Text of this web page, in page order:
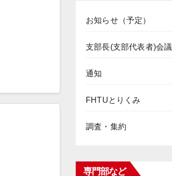
お知らせ（予定）
支部長(支部代表者)会議
通知
FHTUとりくみ
調査・集約
専門部など